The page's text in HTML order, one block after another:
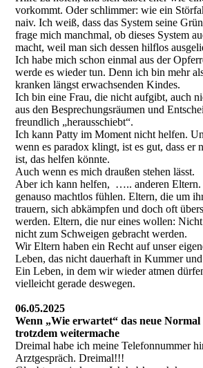
vorkommt. Oder schlimmer: wie ein
naiv. Ich weiß, dass das System seine
frage mich manchmal, ob dieses System
macht, weil man sich dessen hilflos
Ich habe mich schon einmal aus der
werde es wieder tun. Denn ich bin mehr
kranken längst erwachsenden Kindes.
Ich bin eine Frau, die nicht aufgibt, auch
aus den Besprechungsräumen und
freundlich „herausschiebt“.
Ich kann Patty im Moment nicht helfen.
wenn es paradox klingt, ist es gut, dass er
ist, das helfen könnte.
Auch wenn es mich draußen stehen lässt.
Aber ich kann helfen, ….. anderen Eltern.
genauso machtlos fühlen. Eltern, die um
trauern, sich abkämpfen und doch oft
werden. Eltern, die nur eines wollen:
nicht zum Schweigen gebracht werden.
Wir Eltern haben ein Recht auf unser
Leben, das nicht dauerhaft in Kummer
Ein Leben, in dem wir wieder atmen
vielleicht gerade deswegen.
06.05.2025
Wenn „Wie erwartet“ das neue Normal
trotzdem weitermache
Dreimal habe ich meine Telefonnummer
Arztgespräch. Dreimal!!!